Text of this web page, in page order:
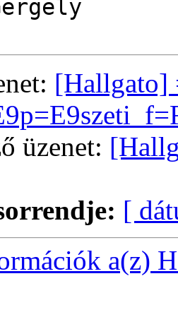
[Hallgato]
üzenet:
[
a(z)